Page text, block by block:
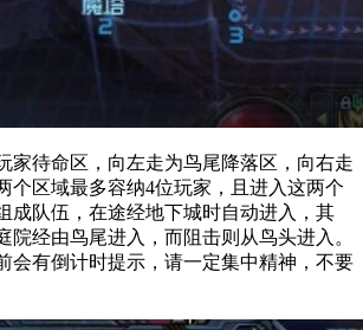
家待命区，向左走为鸟尾降落区，向右走
个区域最多容纳4位玩家，且进入这两个
成队伍，在途经地下城时自动进入，其
院经由鸟尾进入，而阻击则从鸟头进入。
会有倒计时提示，请一定集中精神，不要